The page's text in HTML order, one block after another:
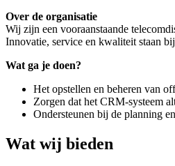
Over de organisatie
Wij zijn een vooraanstaande
Innovatie, service en kwaliteit staan
Wat ga je doen?
Het opstellen en beheren van
Zorgen dat het CRM-systeem
Ondersteunen bij de planning
Wat wij bieden